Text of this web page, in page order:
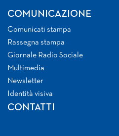
COMUNICAZIONE
Comunicati stampa
Rassegna stampa
Giornale Radio Sociale
Multimedia
Newsletter
Identità visiva
CONTATTI